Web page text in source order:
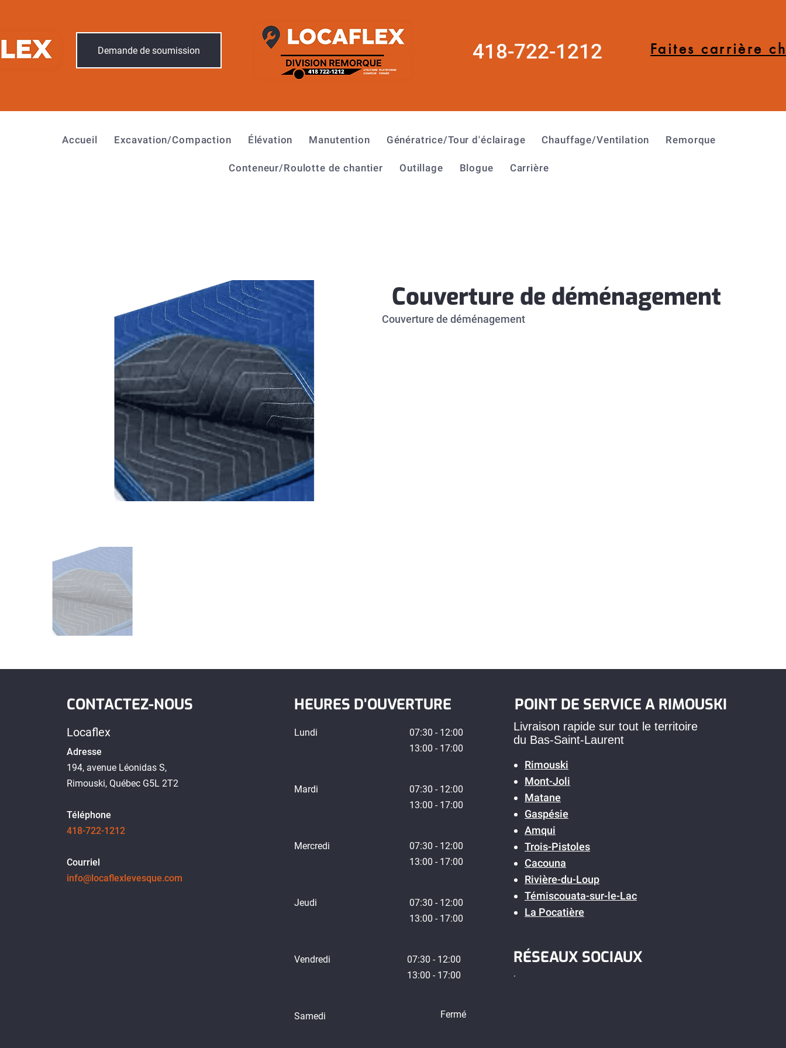
Demande de soumission 418-722-1212 Faites carrière
Accueil Excavation/Compaction Élévation Manutention Génératrice/Tour d'éclairage Chauffage/Ventilation Remorque
Conteneur/Roulotte de chantier Outillage Blogue Carrière
Couverture de déménagement
Couverture de déménagement
CONTACTEZ-NOUS
Locaflex
Adresse
194, avenue Léonidas S,
Rimouski, Québec G5L 2T2
Téléphone
418-722-1212
Courriel
info@locaflexlevesque.com
HEURES D’OUVERTURE
Lundi
07:30 - 12:00
13:00 - 17:00
Mardi
07:30 - 12:00
13:00 - 17:00
Mercredi
07:30 - 12:00
13:00 - 17:00
Jeudi
07:30 - 12:00
13:00 - 17:00
Vendredi
07:30 - 12:00
13:00 - 17:00
Samedi Fermé
POINT DE SERVICE A RIMOUSKI
Livraison rapide sur tout le territoire
du Bas-Saint-Laurent
Rimouski
Mont-Joli
Matane
Gaspésie
Amqui
Trois-Pistoles
Cacouna
Rivière-du-Loup
Témiscouata-sur-le-Lac
La Pocatière
RÉSEAUX SOCIAUX